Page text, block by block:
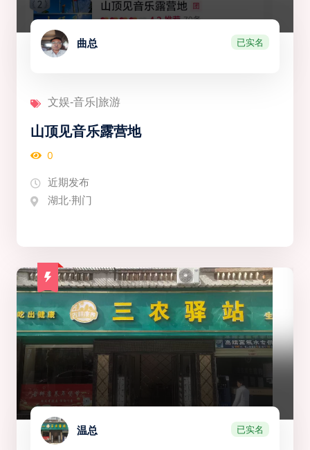
曲总 已实名
文娱-音乐|旅游
山顶见音乐露营地
0
近期发布
湖北·荆门
温总 已实名